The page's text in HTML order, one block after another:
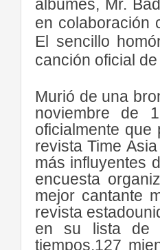
álbumes, Mr.
en colaboración
El sencillo
canción oficial
Murió de una
noviembre de
oficialmente que
revista Time
más influyentes
encuesta
mejor cantante
revista
en su lista de
tiempos,127